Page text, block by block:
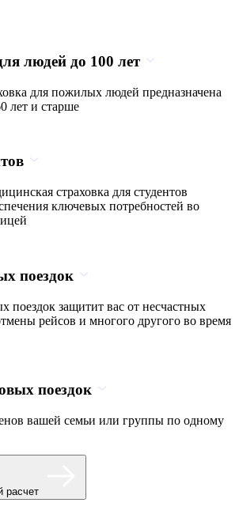
людей до 100 лет
для пожилых людей предназначена
лет и старше
страховка для студентов
ключевых потребностей во
поездок
поездок защитит вас от несчастных
рейсов и многого другого во время
поездок
вашей семьи или группы по одному
расчет